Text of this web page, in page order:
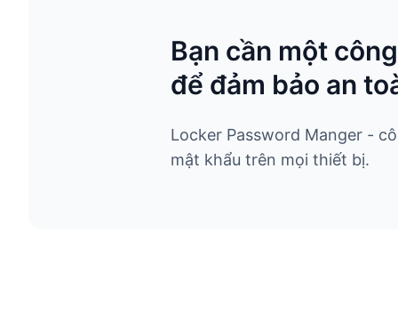
Bạn cần một
để đảm bảo an
Locker Password Manger -
mật khẩu trên mọi thiết bị.